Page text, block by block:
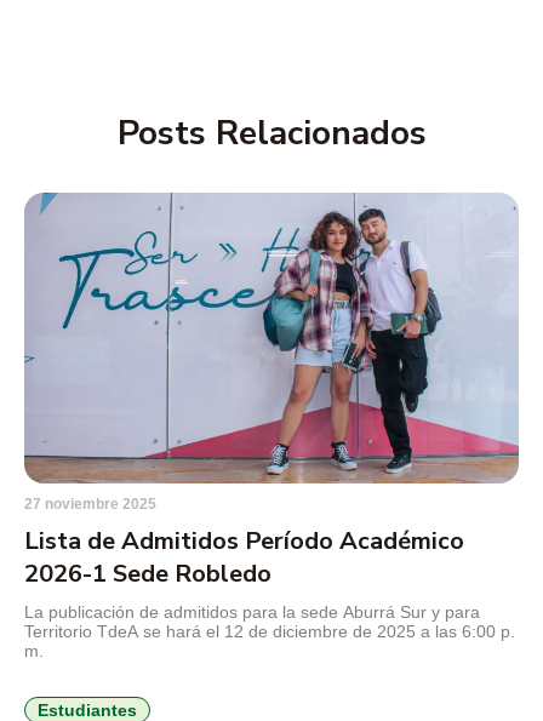
Posts Relacionados
27 noviembre 2025
Lista de Admitidos Período Académico
2026-1 Sede Robledo
La publicación de admitidos para la sede Aburrá Sur y para
Territorio TdeA se hará el 12 de diciembre de 2025 a las 6:00 p.
m.
Estudiantes